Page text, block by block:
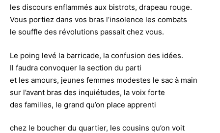
les discours enflammés aux bistrots, drapeau rouge.
Vous portiez dans vos bras l’insolence les combats
le souffle des révolutions passait chez vous.
Le poing levé la barricade, la confusion des idées.
Il faudra convoquer la section du parti
et les amours, jeunes femmes modestes le sac à main
sur l’avant bras des inquiétudes, la voix forte
des familles, le grand qu’on place apprenti
chez le boucher du quartier, les cousins qu’on voit